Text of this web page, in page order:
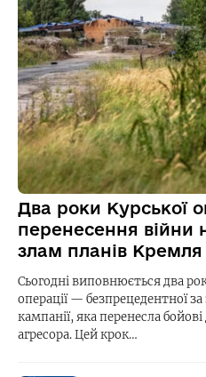
Два роки Курської
перенесення війни
злам планів Кремля
Сьогодні виповнюється два
операції — безпрецедентної
кампанії, яка перенесла
агресора. Цей крок…